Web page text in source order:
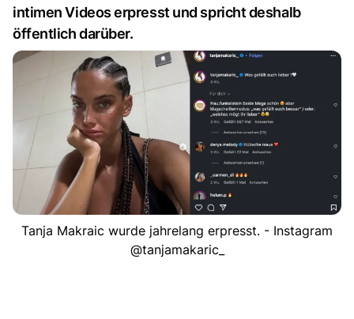
intimen Videos erpresst und spricht deshalb
öffentlich darüber.
Tanja Makraic wurde jahrelang erpresst. - Instagram
@tanjamakaric_